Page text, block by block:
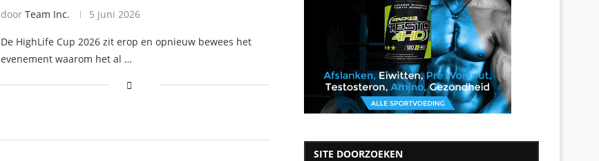
door Team Inc. 5 juni 2026
De HighLife Cup 2026 zit erop en opnieuw bewees het
evenement waarom het al …
SITE DOORZOEKEN